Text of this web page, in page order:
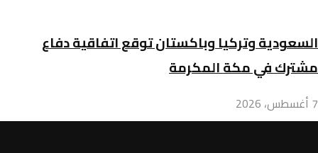
السعودية وتركيا وباكستان توقع اتفاقية دفاع
مشترك في مكة المكرمة
7 أغسطس، 2026